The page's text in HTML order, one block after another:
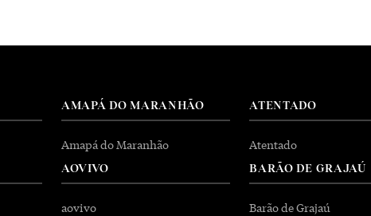
AMAPÁ DO MARANHÃO
Amapá do Maranhão
AOVIVO
aovivo
ATENTADO
Atentado
BARÃO DE GRAJAÚ
Barão de Grajaú